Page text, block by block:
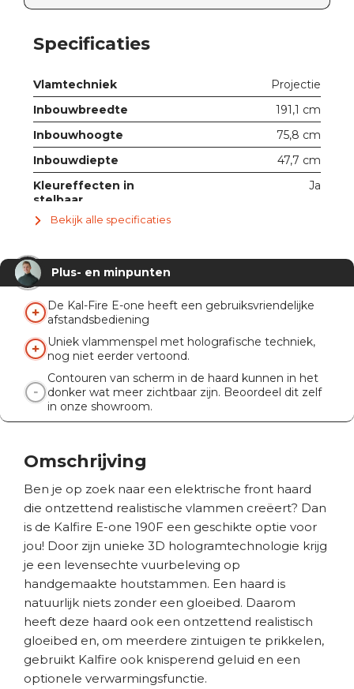
Plus- en minpunten
De Kal-Fire E-one heeft een gebruiksvriendelijke
afstandsbediening
Uniek vlammenspel met holografische techniek,
nog niet eerder vertoond.
Contouren van scherm in de haard kunnen in het
donker wat meer zichtbaar zijn. Beoordeel dit zelf
in onze showroom.
Omschrijving
Ben je op zoek naar een elektrische front haard
die ontzettend realistische vlammen creëert? Dan
is de Kalfire E-one 190F een geschikte optie voor
jou! Door zijn unieke 3D hologramtechnologie krijg
je een levensechte vuurbeleving op
handgemaakte houtstammen. Een haard is
natuurlijk niets zonder een gloeibed. Daarom
heeft deze haard ook een ontzettend realistisch
gloeibed en, om meerdere zintuigen te prikkelen,
gebruikt Kalfire ook knisperend geluid en een
optionele verwarmingsfunctie.
Specificaties
Vlamtechniek
Projectie
Inbouwbreedte
191,1 cm
Inbouwhoogte
75,8 cm
Inbouwdiepte
47,7 cm
Kleureffecten in
stelbaar
Ja
Met ruit
Knispermodule
Afstandsbediening
Ja
App
Bekijk alle specificaties